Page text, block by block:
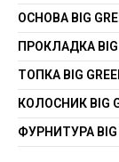
ОСНОВА BIG
ПРОКЛАДКА BIG
ТОПКА BIG
КОЛОСНИК BIG
ФУРНИТУРА BIG